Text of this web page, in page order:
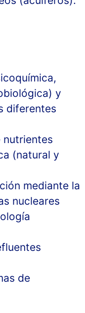
y
diferentes
nutrientes
(natural y
mediante la
nucleares
de